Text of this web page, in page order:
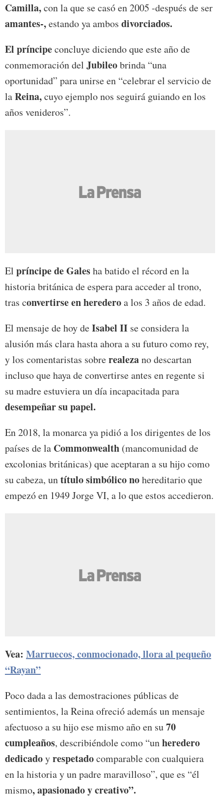
Camilla,con la que se casó en 2005 -después de ser
amantes-,estando ya ambos divorciados.
El príncipeconcluye diciendo que este año de
conmemoración del Jubileobrinda “una
oportunidad” para unirse en “celebrar el servicio de
laReina,cuyo ejemplo nos seguirá guiando en los
años venideros”.
El príncipe de Galesha batido el récord en la
historia británica de espera para acceder al trono,
tras convertirse en herederoa los 3 años de edad.
El mensaje de hoy deIsabel II se considera la
alusión más clara hasta ahora a su futuro como rey,
y los comentaristas sobrerealezano descartan
incluso que haya de convertirse antes en regente si
su madre estuviera un día incapacitada para
desempeñar su papel.
En 2018, la monarca ya pidió a los dirigentes de los
países de la Commonwealth (mancomunidad de
excolonias británicas) que aceptaran a su hijo como
su cabeza, untítulo simbólico nohereditario que
empezó en 1949 Jorge VI, a lo que estos accedieron.
Vea: Marruecos, conmocionado, llora al pequeño
“Rayan”
Poco dada a las demostraciones públicas de
sentimientos, la Reina ofreció además un mensaje
afectuoso a su hijo ese mismo año en su70
cumpleaños, describiéndole como “unheredero
dedicadoyrespetadocomparable con cualquiera
en la historia y un padre maravilloso”, que es “él
mismo, apasionado y creativo”.